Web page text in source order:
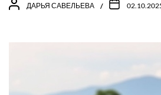
ДАРЬЯ САВЕЛЬЕВА